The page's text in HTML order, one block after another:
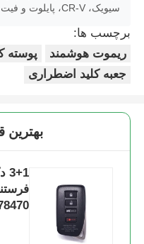
پوسته کلید ماشین
تیغه ی کلید ماشین
برنامه نویس کلید
تراشه فرستنده
دستگاه قفل‌سازی
سیویک، CR-V، پایلوت و فیت
برچسب ها:
ریموت هوشمند
پوسته
جعبه کلید اضطراری
بهترين